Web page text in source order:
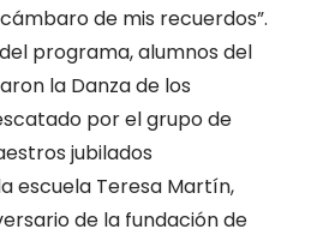
de mis recuerdos”.
programa, alumnos del
la Danza de los
por el grupo de
jubilados
escuela Teresa Martín,
de la fundación de